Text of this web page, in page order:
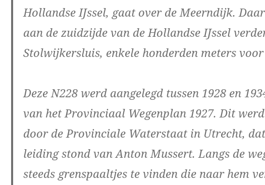
Hollandse IJssel, gaat over de Meerndijk.
aan de zuidzijde van de Hollandse IJssel
Stolwijkersluis, enkele honderden meters voor
Deze N228 werd aangelegd tussen 1928 en
van het Provinciaal Wegenplan 1927. Dit
door de Provinciale Waterstaat in Utrecht,
leiding stond van Anton Mussert. Langs de
steeds grenspaaltjes te vinden die naar hem